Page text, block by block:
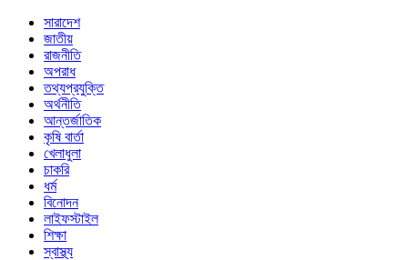
সারাদেশ
জাতীয়
রাজনীতি
অপরাধ
তথ্যপ্রযুক্তি
অর্থনীতি
আন্তর্জাতিক
কৃষি বার্তা
খেলাধুলা
চাকরি
ধর্ম
বিনোদন
লাইফস্টাইল
শিক্ষা
স্বাস্থ্য